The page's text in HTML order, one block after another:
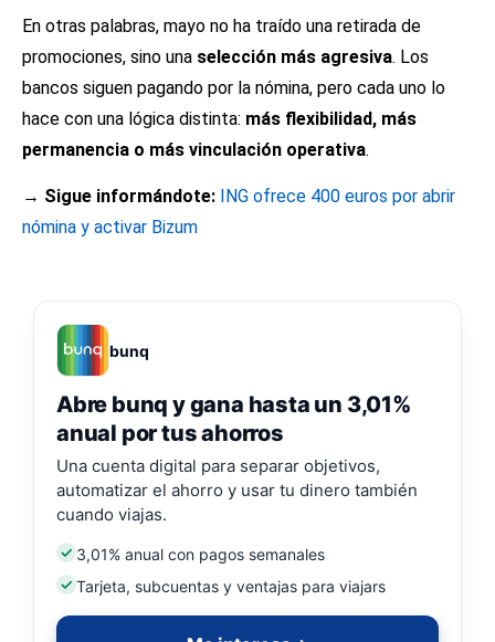
En otras palabras, mayo no ha traído una retirada de
promociones, sino una selección más agresiva. Los
bancos siguen pagando por la nómina, pero cada uno lo
hace con una lógica distinta: más flexibilidad, más
permanencia o más vinculación operativa.
→ Sigue informándote: ING ofrece 400 euros por abrir
nómina y activar Bizum
bunq
Abre bunq y gana hasta un 3,01%
anual por tus ahorros
Una cuenta digital para separar objetivos,
automatizar el ahorro y usar tu dinero también
cuando viajas.
3,01% anual con pagos semanales
Tarjeta, subcuentas y ventajas para viajars